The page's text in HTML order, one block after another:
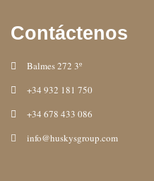
Contáctenos
Balmes 272 3º
+34 932 181 750
+34 678 433 086
info@huskysgroup.com